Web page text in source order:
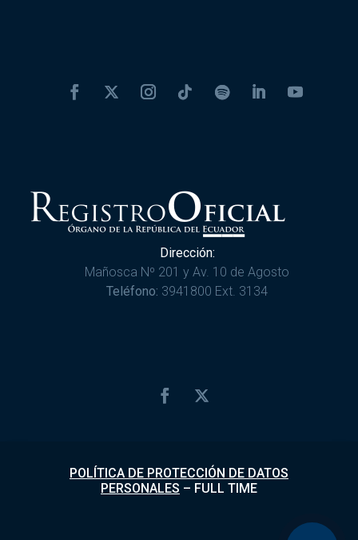
Dirección:
Mañosca Nº 201 y Av. 10 de Agosto
Teléfono: 3941800 Ext. 3134
POLÍTICA DE PROTECCIÓN DE DATOS
PERSONALES – FULL TIME